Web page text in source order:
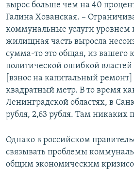
вырос больше чем на 40
Галина Хованская. –
коммунальные услуги уровнем
жилищная часть выросла
сумма-то это общая, из вашего
политической ошибкой
[взнос на капитальный ремонт]
квадратный метр. В то время
Ленинградской областях, в
рубля, 2,63 рубля. Там никаких
Однако в российском
связывать проблемы
общим экономическим